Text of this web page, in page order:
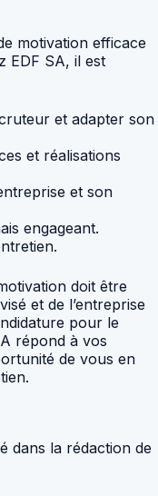
motivation efficace
EDF SA, il est
et adapter son
et réalisations
et son
engageant.
doit être
et de l’entreprise
pour le
répond à vos
de vous en
dans la rédaction de